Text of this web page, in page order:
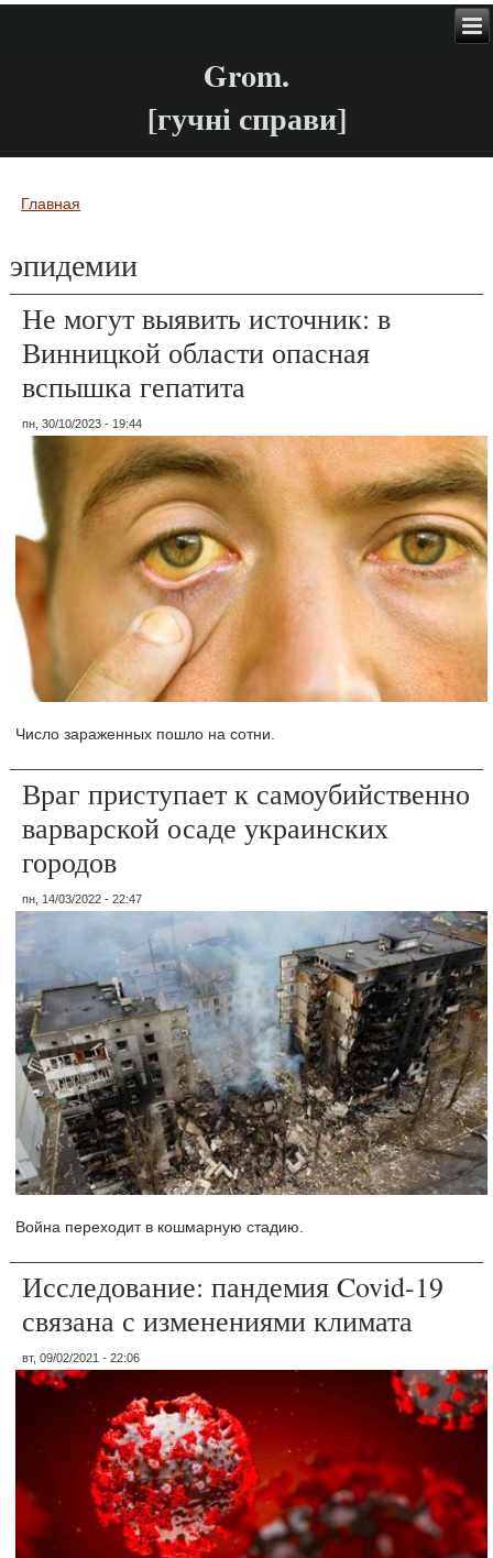
Grom.
[гучні справи]
Вы здесь
Главная
эпидемии
Не могут выявить источник: в
Винницкой области опасная
вспышка гепатита
пн, 30/10/2023 - 19:44
Число зараженных пошло на сотни.
Враг приступает к самоубийственно
варварской осаде украинских
городов
пн, 14/03/2022 - 22:47
Война переходит в кошмарную стадию.
Исследование: пандемия Covid-19
связана с изменениями климата
вт, 09/02/2021 - 22:06